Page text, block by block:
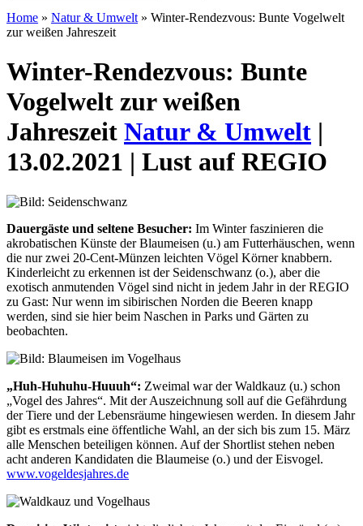
Home » Natur & Umwelt » Winter-Rendezvous: Bunte Vogelwelt
zur weißen Jahreszeit
Winter-Rendezvous: Bunte
Vogelwelt zur weißen
Jahreszeit Natur & Umwelt |
13.02.2021 | Lust auf REGIO
Dauergäste und seltene Besucher: Im Winter faszinieren die
akrobatischen Künste der Blaumeisen (u.) am Futterhäuschen, wenn
die nur zwei 20-Cent-Münzen leichten Vögel Körner knabbern.
Kinderleicht zu erkennen ist der Seidenschwanz (o.), aber die
exotisch anmutenden Vögel sind nicht in jedem Jahr in der REGIO
zu Gast: Nur wenn im sibirischen Norden die Beeren knapp
werden, sind sie hier beim Naschen in Parks und Gärten zu
beobachten.
„Huh-Huhuhu-Huuuh“: Zweimal war der Waldkauz (u.) schon
„Vogel des Jahres“. Mit der Auszeichnung soll auf die Gefährdung
der Tiere und der Lebensräume hingewiesen werden. In diesem Jahr
gibt es erstmals eine öffentliche Wahl, an der sich bis zum 15. März
alle Menschen beteiligen können. Auf der Shortlist stehen neben
acht anderen Kandidaten die Blaumeise (o.) und der Eisvogel.
www.vogeldesjahres.de